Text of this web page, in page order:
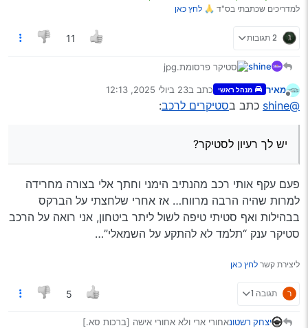
“אם ראית תלמיד חכם שעבר עבירה, אל תהרהר אחריו, סע
סטיקר 2
קרדיט:@EBA
“שוטר פיקח אני פורק לך את הצורה אם אתה נותן לי דו"ח”
סטיקר 3
כ"ש
למדריכים שכתבתי בס"ד 🙏 לחץ כאן
2 תגובות 11
shine
יש לך רעיון לסטיקר?
(נא לכתוב רק רעיונות יצירתיים ואישיים)
סטיקר 1
קרדיט:@EBA
“אם ראית תלמיד חכם שעבר עבירה, אל תהרהר אחריו, סע
קרדיט:@EBA
מנותק
מאיר מנהל ראשי כתב ב23 ביולי 2025, 12:13
נערך לאחרונה על ידי
@shine כתב בסטיקרים לרכב:
יש לך רעיון לסטיקר?
פעם עקף אותי רכב מהנתיב הימני וחתך אלי בצורה מחרידה
למרות שהיה הרבה מרווח… אז אחרי שלחצתי על הברקס
בבהילות ואף סטיתי טיפה לשול ליתר ביטחון, אני רואה על הרכב
סטיקר ענק “תלמד לא להתקע על השמאלי”…
ליצירת קשר לחץ כאן
ר תגובה 1 5
יצחק רשטונאחורי ארי ולא אחורי אישה [ברכות סא.]